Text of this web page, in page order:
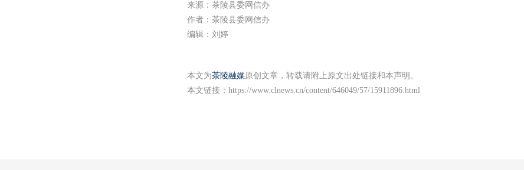
来源：茶陵县委网信办
作者：茶陵县委网信办
编辑：刘婷
本文为茶陵融媒原创文章，转载请附上原文出处链接和本声明。
本文链接： https://www.clnews.cn/content/646049/57/15911896.html